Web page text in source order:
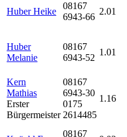
Huber Heike
08167
6943-66
2.01
Huber
Melanie
08167
6943-52
1.01
Kern
Mathias
Erster
Bürgermeister
08167
6943-30
0175
2614485
1.16
08167